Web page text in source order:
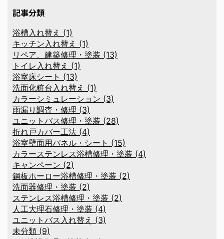
記事分類
浴槽入れ替え (1)
キッチン入れ替え (1)
リペア、建築修理・塗装 (13)
トイレ入れ替え (1)
浴室床シート (13)
洗面化粧台入れ替え (1)
カラーシミュレーション (3)
雨漏り調査・修理 (3)
ユニットバス修理・塗装 (28)
折れ戸カバー工法 (4)
浴室壁面用パネル・シート (15)
カラーステンレス浴槽修理・塗装 (4)
キャンペーン (2)
鋼板ホーロー浴槽修理・塗装 (2)
洗面器修理・塗装 (2)
ステンレス浴槽修理・塗装 (2)
人工大理石修理・塗装 (4)
ユニットバス入れ替え (3)
未分類 (9)